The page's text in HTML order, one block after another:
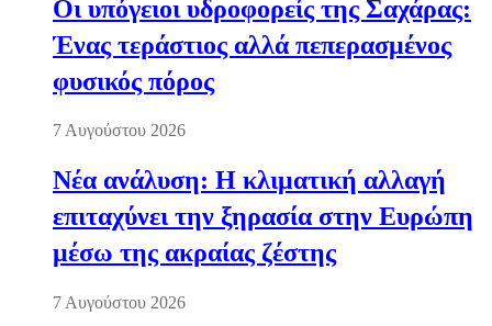
Οι υπόγειοι υδροφορείς της Σαχάρας:
Ένας τεράστιος αλλά πεπερασμένος
φυσικός πόρος
7 Αυγούστου 2026
Νέα ανάλυση: Η κλιματική αλλαγή
επιταχύνει την ξηρασία στην Ευρώπη
μέσω της ακραίας ζέστης
7 Αυγούστου 2026